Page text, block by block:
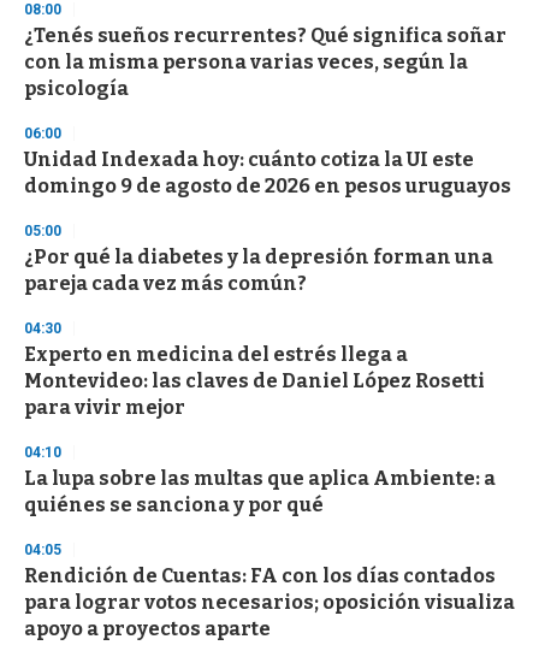
d
s
o
f
3
s
e
c
o
d
08:00
¿Tenés sueños recurrentes? Qué significa soñar
con la misma persona varias veces, según la
psicología
06:00
Unidad Indexada hoy: cuánto cotiza la UI este
domingo 9 de agosto de 2026 en pesos uruguayos
05:00
¿Por qué la diabetes y la depresión forman una
pareja cada vez más común?
04:30
Experto en medicina del estrés llega a
Montevideo: las claves de Daniel López Rosetti
para vivir mejor
04:10
La lupa sobre las multas que aplica Ambiente: a
quiénes se sanciona y por qué
04:05
Rendición de Cuentas: FA con los días contados
para lograr votos necesarios; oposición visualiza
apoyo a proyectos aparte